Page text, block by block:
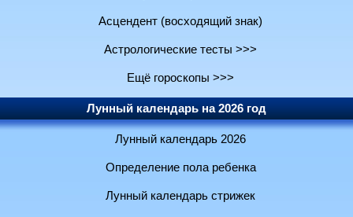
Асцендент (восходящий знак)
Астрологические тесты >>>
Ещё гороскопы >>>
Лунный календарь на 2026 год
Лунный календарь 2026
Определение пола ребенка
Лунный календарь стрижек